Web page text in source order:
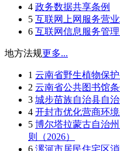
4 政务数据共享条例
5 互联网上网服务营业
6 互联网信息服务管理
地方法规更多...
1 云南省野生植物保护
2 云南省公共图书馆条
3 城步苗族自治县自治
4 开封市优化营商环境
5 博尔塔拉蒙古自治
则（2026）
6 漯河市居民住宅区消